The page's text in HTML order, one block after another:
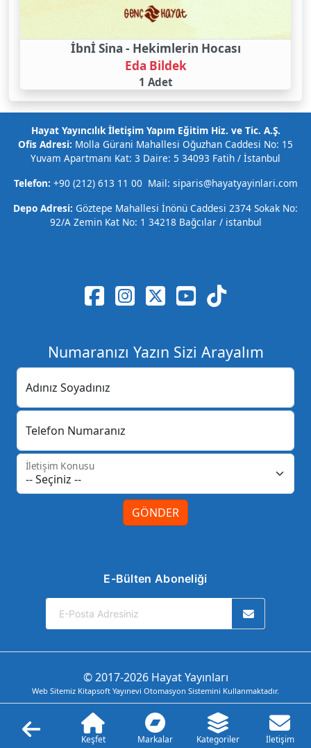
İbnİ Sina - Hekimlerin Hocası
Eda Bildek
1 Adet
Hayat Yayıncılık İletişim Yapım Eğitim Hiz. ve Tic. A.Ş.
Ofis Adresi: Molla Gürani Mahallesi Oğuzhan Caddesi No: 15
Yuvam Apartmanı Kat: 3 Daire: 5 34093 Fatih / İstanbul
Telefon: +90 (212) 613 11 00 Mail: siparis@hayatyayinlari.com
Depo Adresi: Göztepe Mahallesi İnönü Caddesi 2374 Sokak No:
92/A Zemin Kat No: 1 34218 Bağcılar / istanbul
Numaranızı Yazın Sizi Arayalım
Adınız Soyadınız
Telefon Numaranız
İletişim Konusu
GÖNDER
E-Bülten Aboneliği
© 2017-2026 Hayat Yayınları
Web Sitemiz Kitapsoft Yayınevi Otomasyon Sistemini Kullanmaktadır.
Keşfet Markalar Kategoriler İletişim